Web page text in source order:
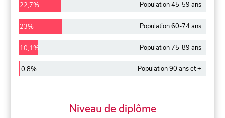
22,7% Population 45-59 ans
23% Population 60-74 ans
10,1% Population 75-89 ans
0,8% Population 90 ans et +
Niveau de diplôme